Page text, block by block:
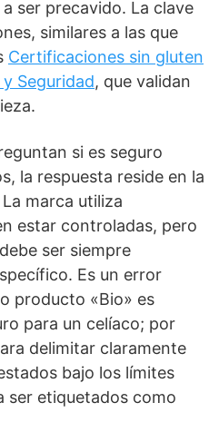
ser precavido. La clave
similares a las que
Certificaciones sin gluten
Seguridad, que validan
si es seguro
la respuesta reside en la
marca utiliza
estar controladas, pero
ser siempre
Es un error
producto «Bio» es
para un celíaco; por
delimitar claramente
bajo los límites
ser etiquetados como